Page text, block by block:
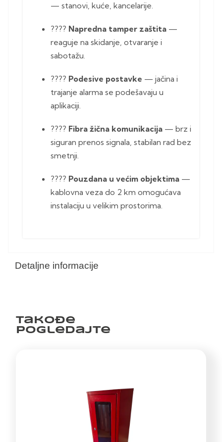
Detaljne informacije
— stanovi, kuće, kancelarije.
???? Napredna tamper zaštita —
reaguje na skidanje, otvaranje i
sabotažu.
???? Podesive postavke — jačina i
trajanje alarma se podešavaju u
aplikaciji.
???? Fibra žična komunikacija — brz i
siguran prenos signala, stabilan rad bez
smetnji.
???? Pouzdana u većim objektima —
kablovna veza do 2 km omogućava
instalaciju u velikim prostorima.
Takođe
pogledajte